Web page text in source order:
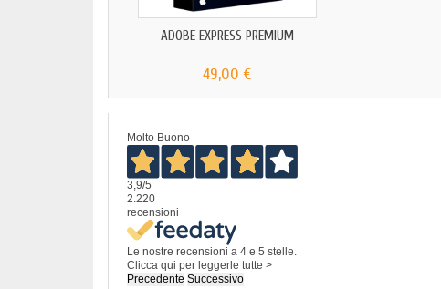
ADOBE EXPRESS PREMIUM
49,00 €
Molto Buono
3,9/5
2.220
recensioni
Le nostre recensioni a 4 e 5 stelle.
Clicca qui per leggerle tutte >
Precedente Successivo